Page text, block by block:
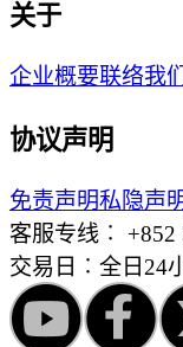
关于
企业概要联络我们
协议声明
免责声明私隐声
客服专线︰ +852
交易日︰全日24